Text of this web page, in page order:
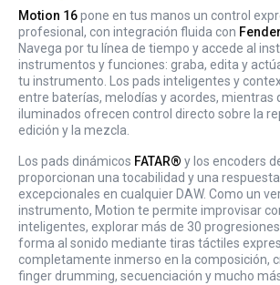
Motion 16pone en tus manos un control
profesional, con integración fluida con
Navega por tu línea de tiempo y accede al
instrumentos y funciones: graba, edita y
tu instrumento. Los pads inteligentes y
entre baterías, melodías y acordes, mientras
iluminados ofrecen control directo sobre la
edición y la mezcla.
Los pads dinámicos FATAR® y los encoders
proporcionan una tocabilidad y una
excepcionales en cualquier DAW. Como un
instrumento, Motion te permite improvisar
inteligentes, explorar más de 30
forma al sonido mediante tiras táctiles
completamente inmerso en la composición,
finger drumming, secuenciación y mucho